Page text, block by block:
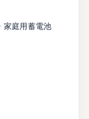
家庭用蓄電池